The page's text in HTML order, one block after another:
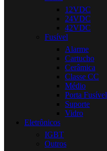
12VDC
24VDC
42VDC
Fusível
Alarme
Cartucho
Cerâmica
Classe CC
Médio
Porta Fusível
Suporte
Vidro
Eletrônicos
IGBT
Outros